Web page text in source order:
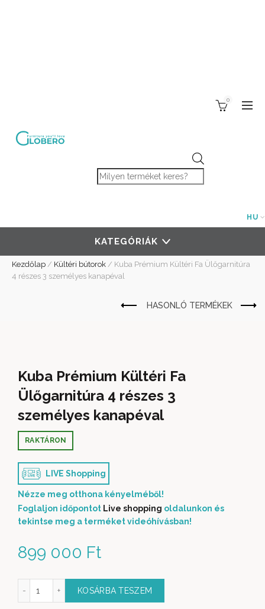
Products search
0
HU
KATEGÓRIÁK
Kezdőlap / Kültéri bútorok / Kuba Prémium Kültéri Fa Ülőgarnitúra
4 részes 3 személyes kanapéval
Kuba Prémium Kültéri Fa
Ülőgarnitúra 4 részes 3
személyes kanapéval
899 000 Ft
RAKTÁRON
LIVE Shopping
Nézze meg otthona kényelméből!
Foglaljon időpontot Live shopping oldalunkon és
tekintse meg a terméket videóhívásban!
Ülőgarnitúra 4 részes 3 személyes kanapéval mennyiség
KOSÁRBA TESZEM